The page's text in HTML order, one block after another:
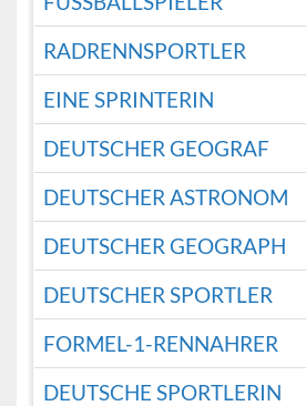
RADRENNSPORTLER
EINE SPRINTERIN
DEUTSCHER GEOGRAF
DEUTSCHER ASTRONOM
DEUTSCHER GEOGRAPH
DEUTSCHER SPORTLER
FORMEL-1-RENNAHRER
DEUTSCHE SPORTLERIN